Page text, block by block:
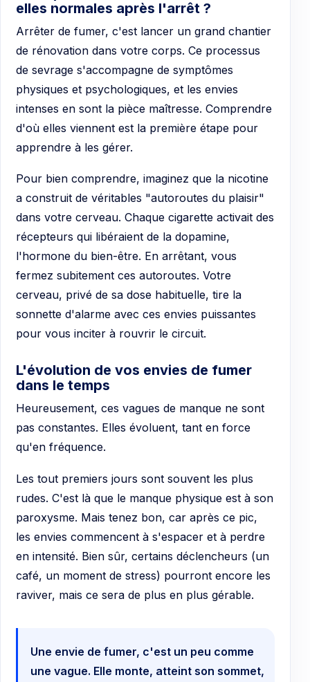
elles normales après l'arrêt ?
Arrêter de fumer, c'est lancer un grand chantier
de rénovation dans votre corps. Ce processus
de sevrage s'accompagne de symptômes
physiques et psychologiques, et les envies
intenses en sont la pièce maîtresse. Comprendre
d'où elles viennent est la première étape pour
apprendre à les gérer.
Pour bien comprendre, imaginez que la nicotine
a construit de véritables "autoroutes du plaisir"
dans votre cerveau. Chaque cigarette activait des
récepteurs qui libéraient de la dopamine,
l'hormone du bien-être. En arrêtant, vous
fermez subitement ces autoroutes. Votre
cerveau, privé de sa dose habituelle, tire la
sonnette d'alarme avec ces envies puissantes
pour vous inciter à rouvrir le circuit.
L'évolution de vos envies de fumer
dans le temps
Heureusement, ces vagues de manque ne sont
pas constantes. Elles évoluent, tant en force
qu'en fréquence.
Les tout premiers jours sont souvent les plus
rudes. C'est là que le manque physique est à son
paroxysme. Mais tenez bon, car après ce pic,
les envies commencent à s'espacer et à perdre
en intensité. Bien sûr, certains déclencheurs (un
café, un moment de stress) pourront encore les
raviver, mais ce sera de plus en plus gérable.
Une envie de fumer, c'est un peu comme
une vague. Elle monte, atteint son sommet,